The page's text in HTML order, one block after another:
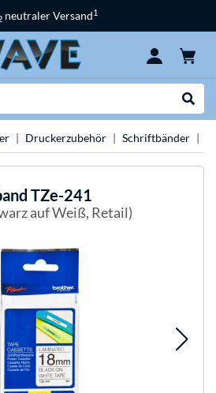
neutraler Versand1
Druckerzubehör Schriftbänder
TZe-241
auf Weiß, Retail)